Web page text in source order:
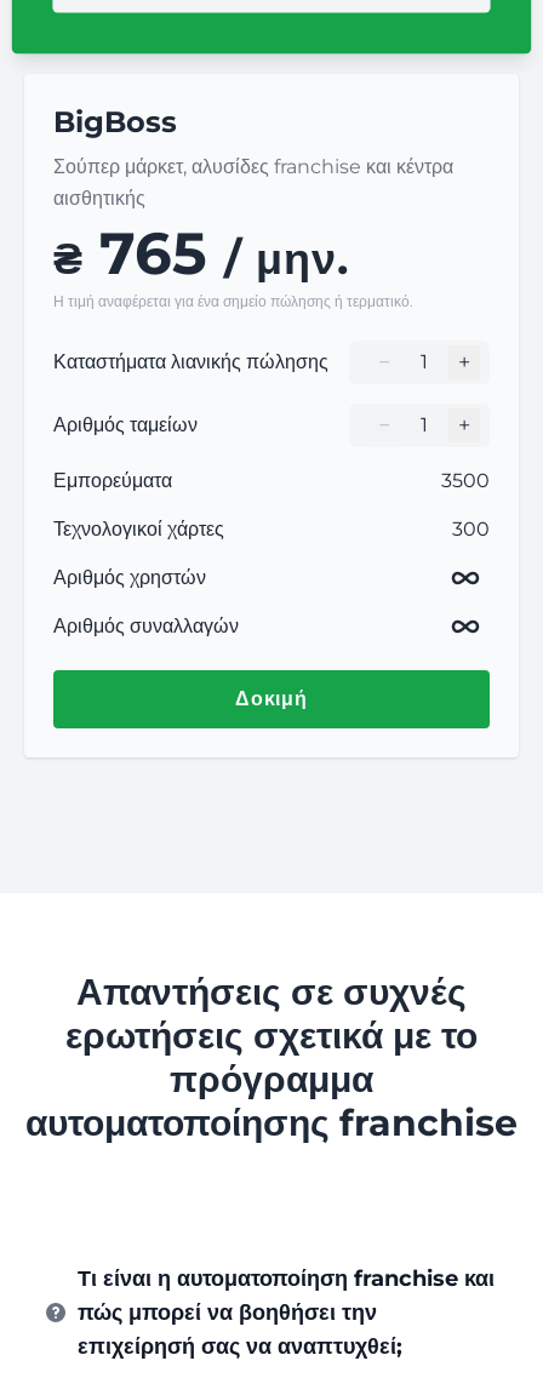
BigBoss
Σούπερ μάρκετ, αλυσίδες franchise και κέντρα
αισθητικής
₴ 765 / μην.
Η τιμή αναφέρεται για ένα σημείο πώλησης ή τερματικό.
Καταστήματα λιανικής πώλησης
Кількість
− +
Αριθμός ταμείων
Кількість
− +
Εμπορεύματα 3500
Τεχνολογικοί χάρτες 300
Αριθμός χρηστών
Αριθμός συναλλαγών
Δοκιμή
Απαντήσεις σε συχνές
ερωτήσεις σχετικά με το
πρόγραμμα
αυτοματοποίησης franchise
Τι είναι η αυτοματοποίηση franchise και
πώς μπορεί να βοηθήσει την
επιχείρησή σας να αναπτυχθεί;